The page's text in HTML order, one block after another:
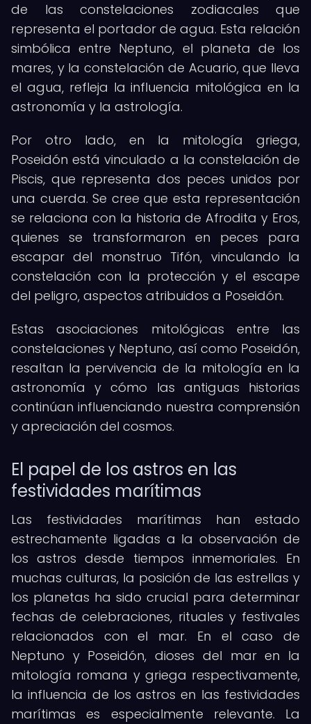
de las constelaciones zodiacales que
representa el portador de agua. Esta relación
simbólica entre Neptuno, el planeta de los
mares, y la constelación de Acuario, que lleva
el agua, refleja la influencia mitológica en la
astronomía y la astrología.
Por otro lado, en la mitología griega,
Poseidón está vinculado a la constelación de
Piscis, que representa dos peces unidos por
una cuerda. Se cree que esta representación
se relaciona con la historia de Afrodita y Eros,
quienes se transformaron en peces para
escapar del monstruo Tifón, vinculando la
constelación con la protección y el escape
del peligro, aspectos atribuidos a Poseidón.
Estas asociaciones mitológicas entre las
constelaciones y Neptuno, así como Poseidón,
resaltan la pervivencia de la mitología en la
astronomía y cómo las antiguas historias
continúan influenciando nuestra comprensión
y apreciación del cosmos.
El papel de los astros en las
festividades marítimas
Las festividades marítimas han estado
estrechamente ligadas a la observación de
los astros desde tiempos inmemoriales. En
muchas culturas, la posición de las estrellas y
los planetas ha sido crucial para determinar
fechas de celebraciones, rituales y festivales
relacionados con el mar. En el caso de
Neptuno y Poseidón, dioses del mar en la
mitología romana y griega respectivamente,
la influencia de los astros en las festividades
marítimas es especialmente relevante. La